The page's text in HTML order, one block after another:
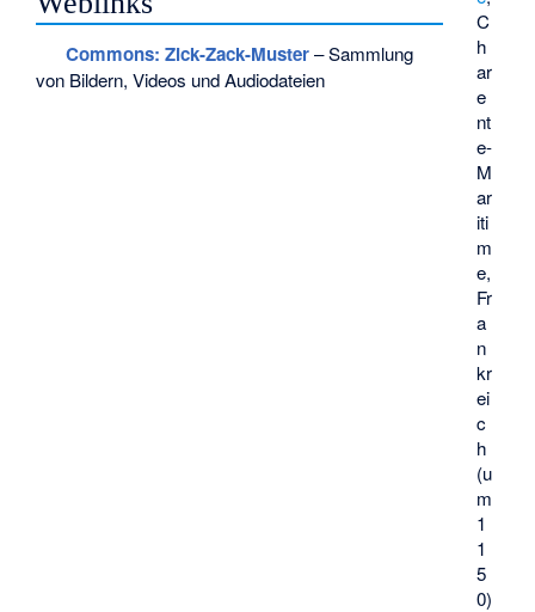
C
h
ar
e
nt
e-
M
ar
iti
m
e,
Fr
a
n
kr
ei
c
h
(u
m
1
1
5
0)
Commons: Zick-Zack-Muster– Sammlung
von Bildern, Videos und Audiodateien